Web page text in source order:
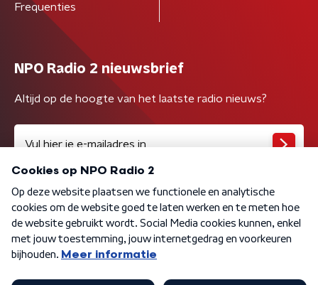
Frequenties
NPO Radio 2 nieuwsbrief
Altijd op de hoogte van het laatste radio nieuws?
Algemene voorwaarden